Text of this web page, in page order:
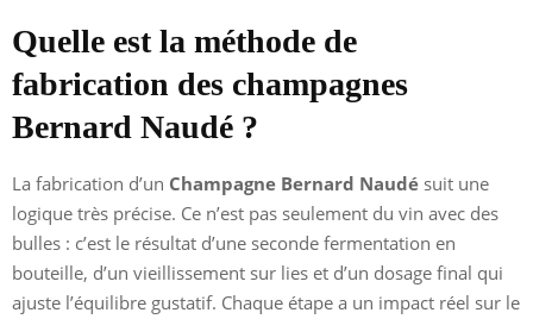
Quelle est la méthode de
fabrication des champagnes
Bernard Naudé ?
La fabrication d’un Champagne Bernard Naudé suit une
logique très précise. Ce n’est pas seulement du vin avec des
bulles : c’est le résultat d’une seconde fermentation en
bouteille, d’un vieillissement sur lies et d’un dosage final qui
ajuste l’équilibre gustatif. Chaque étape a un impact réel sur le